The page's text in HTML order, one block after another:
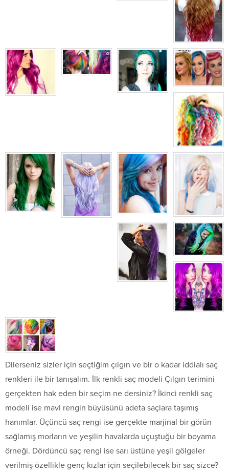
Dilerseniz sizler için seçtiğim çılgın ve bir o kadar iddialı saç
renkleri ile bir tanışalım. İlk renkli saç modeli Çılgın terimini
gerçekten hak eden bir seçim ne dersiniz? İkinci renkli saç
modeli ise mavi rengin büyüsünü adeta saçlara taşımış
hanımlar. Üçüncü saç rengi ise gerçekte marjinal bir görün
sağlamış morların ve yeşilin havalarda uçuştuğu bir boyama
örneği. Dördüncü saç rengi ise sarı üstüne yeşil gölgeler
verilmiş özellikle genç kızlar için seçilebilecek bir saç sizce?